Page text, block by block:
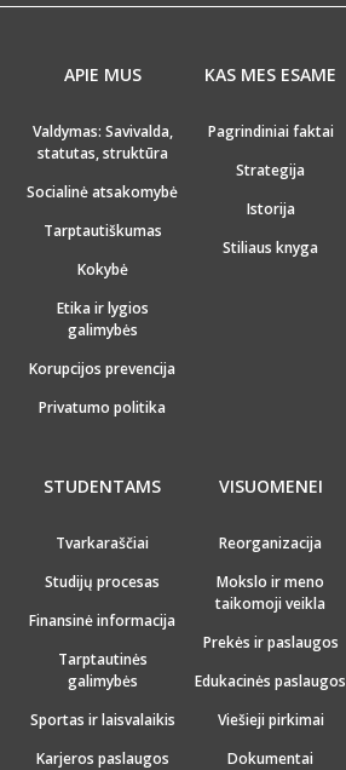
APIE MUS
Valdymas: Savivalda,
statutas, struktūra
Socialinė atsakomybė
Tarptautiškumas
Kokybė
Etika ir lygios
galimybės
Korupcijos prevencija
Privatumo politika
KAS MES ESAME
Pagrindiniai faktai
Strategija
Istorija
Stiliaus knyga
STUDENTAMS
Tvarkaraščiai
Studijų procesas
Finansinė informacija
Tarptautinės
galimybės
Sportas ir laisvalaikis
Karjeros paslaugos
VISUOMENEI
Reorganizacija
Mokslo ir meno
taikomoji veikla
Prekės ir paslaugos
Edukacinės paslaugos
Viešieji pirkimai
Dokumentai